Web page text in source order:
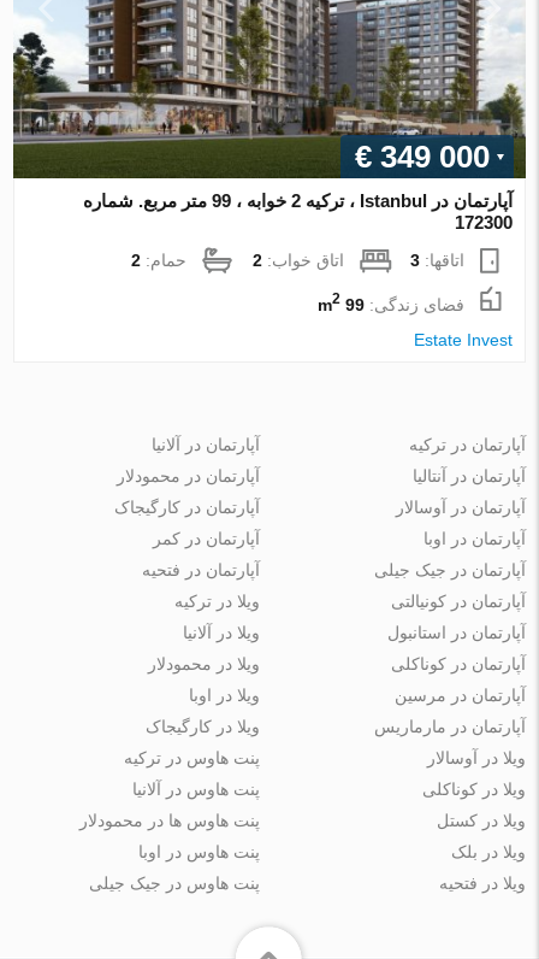
€ 349 000
آپارتمان در Istanbul ، ترکیه 2 خوابه ، 99 متر مربع. شماره
172300
اتاقها:3 اتاق خواب:2 حمام:2
فضای زندگی:99 m
2
Estate Invest
آپارتمان در ترکیه
آپارتمان در آنتالیا
آپارتمان در آوسالار
آپارتمان در اوبا
آپارتمان در جیک جیلی
آپارتمان در آلانیا
آپارتمان در محمودلار
آپارتمان در کارگیجاک
آپارتمان در کمر
آپارتمان در فتحیه
آپارتمان در کونیالتی
آپارتمان در استانبول
آپارتمان در کوناکلی
آپارتمان در مرسین
آپارتمان در مارماریس
ویلا در ترکیه
ویلا در آلانیا
ویلا در محمودلار
ویلا در اوبا
ویلا در کارگیجاک
ویلا در آوسالار
ویلا در کوناکلی
ویلا در کستل
ویلا در بلک
ویلا در فتحیه
پنت هاوس در ترکیه
پنت هاوس در آلانیا
پنت هاوس ها در محمودلار
پنت هاوس در اوبا
پنت هاوس در جیک جیلی